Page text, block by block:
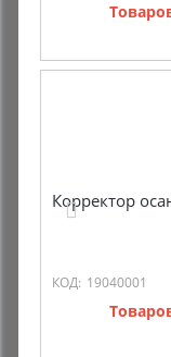
Корректор
КОД: 19040001